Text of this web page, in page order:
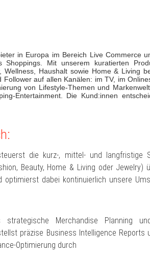
in Europa im Bereich Live Commerce
Shoppings. Mit unserem kuratierten
Wellness, Haushalt sowie Home & Living
auf allen Kanälen: im TV, im
von Lifestyle-Themen und
Entertainment. Die Kund:innen
die kurz-, mittel- und langfristige
Beauty, Home & Living oder
optimierst dabei kontinuierlich unsere
strategische Merchandise Planning
präzise Business Intelligence
Optimierung durch